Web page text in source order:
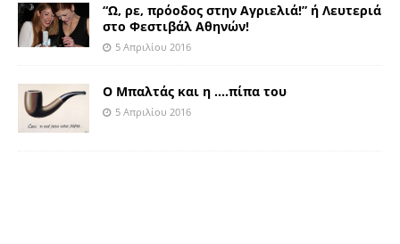
“Ω, ρε, πρόοδος στην Αγριελιά!” ή Λευτεριά
στο Φεστιβάλ Αθηνών!
5 Απριλίου 2016
Ο Μπαλτάς και η ….πίπα του
5 Απριλίου 2016